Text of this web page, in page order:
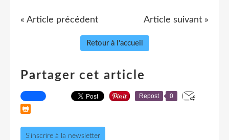
« Article précédent Article suivant »
Retour à l'accueil
Partager cet article
Repost 0
S'inscrire à la newsletter